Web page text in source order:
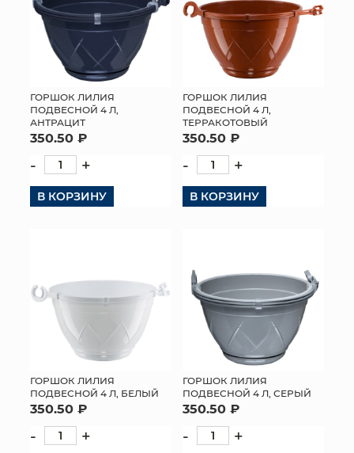
ГОРШОК ЛИЛИЯ
ПОДВЕСНОЙ 4 Л,
АНТРАЦИТ
350.50 ₽
- +
В КОРЗИНУ
ГОРШОК ЛИЛИЯ
ПОДВЕСНОЙ 4 Л,
ТЕРРАКОТОВЫЙ
350.50 ₽
- +
В КОРЗИНУ
ГОРШОК ЛИЛИЯ
ПОДВЕСНОЙ 4 Л, БЕЛЫЙ
350.50 ₽
- +
ГОРШОК ЛИЛИЯ
ПОДВЕСНОЙ 4 Л, СЕРЫЙ
350.50 ₽
- +